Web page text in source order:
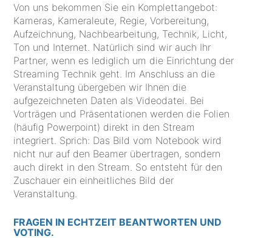
Von uns bekommen Sie ein Komplettangebot:
Kameras, Kameraleute, Regie, Vorbereitung,
Aufzeichnung, Nachbearbeitung, Technik, Licht,
Ton und Internet. Natürlich sind wir auch Ihr
Partner, wenn es lediglich um die Einrichtung der
Streaming Technik geht. Im Anschluss an die
Veranstaltung übergeben wir Ihnen die
aufgezeichneten Daten als Videodatei. Bei
Vorträgen und Präsentationen werden die Folien
(häufig Powerpoint) direkt in den Stream
integriert. Sprich: Das Bild vom Notebook wird
nicht nur auf den Beamer übertragen, sondern
auch direkt in den Stream. So entsteht für den
Zuschauer ein einheitliches Bild der
Veranstaltung.
FRAGEN IN ECHTZEIT BEANTWORTEN UND
VOTING.